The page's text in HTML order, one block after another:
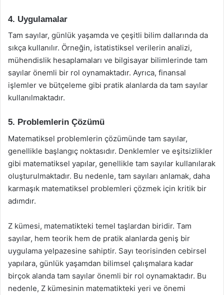
4. Uygulamalar
Tam sayılar, günlük yaşamda ve çeşitli bilim dallarında da
sıkça kullanılır. Örneğin, istatistiksel verilerin analizi,
mühendislik hesaplamaları ve bilgisayar bilimlerinde tam
sayılar önemli bir rol oynamaktadır. Ayrıca, finansal
işlemler ve bütçeleme gibi pratik alanlarda da tam sayılar
kullanılmaktadır.
5. Problemlerin Çözümü
Matematiksel problemlerin çözümünde tam sayılar,
genellikle başlangıç noktasıdır. Denklemler ve eşitsizlikler
gibi matematiksel yapılar, genellikle tam sayılar kullanılarak
oluşturulmaktadır. Bu nedenle, tam sayıları anlamak, daha
karmaşık matematiksel problemleri çözmek için kritik bir
adımdır.
Z kümesi, matematikteki temel taşlardan biridir. Tam
sayılar, hem teorik hem de pratik alanlarda geniş bir
uygulama yelpazesine sahiptir. Sayı teorisinden cebirsel
yapılara, günlük yaşamdan bilimsel çalışmalara kadar
birçok alanda tam sayılar önemli bir rol oynamaktadır. Bu
nedenle, Z kümesinin matematikteki yeri ve önemi